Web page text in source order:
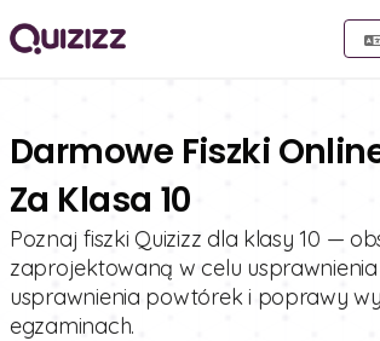
Darmowe Fiszki
Za Klasa 10
Poznaj fiszki Quizizz dla klasy 10 —
zaprojektowaną w celu usprawnienia
usprawnienia powtórek i poprawy
egzaminach.